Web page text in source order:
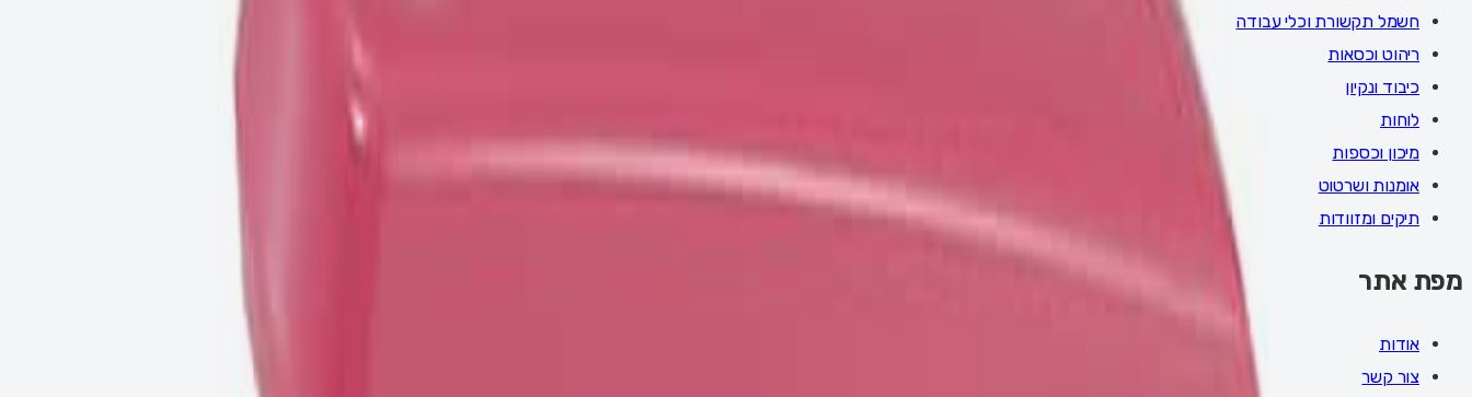
חשמל תקשורת וכלי עבודה
ריהוט וכסאות
כיבוד ונקיון
לוחות
מיכון וכספות
אומנות ושרטוט
תיקים ומזוודות
מפת אתר
אודות
צור קשר